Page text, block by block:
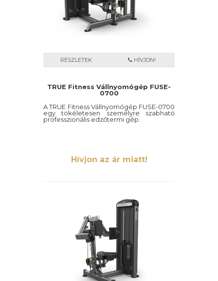
RÉSZLETEK HÍVJON!
TRUE Fitness Vállnyomógép FUSE-
0700
A TRUE Fitness Vállnyomógép FUSE-0700
egy tökéletesen személyre szabható
professzionális edzőtermi gép.
Hívjon az ár miatt!